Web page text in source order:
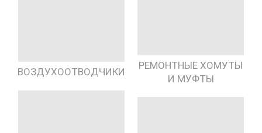
ВОЗДУХООТВОДЧИКИ
РЕМОНТНЫЕ ХОМУТЫ
И МУФТЫ